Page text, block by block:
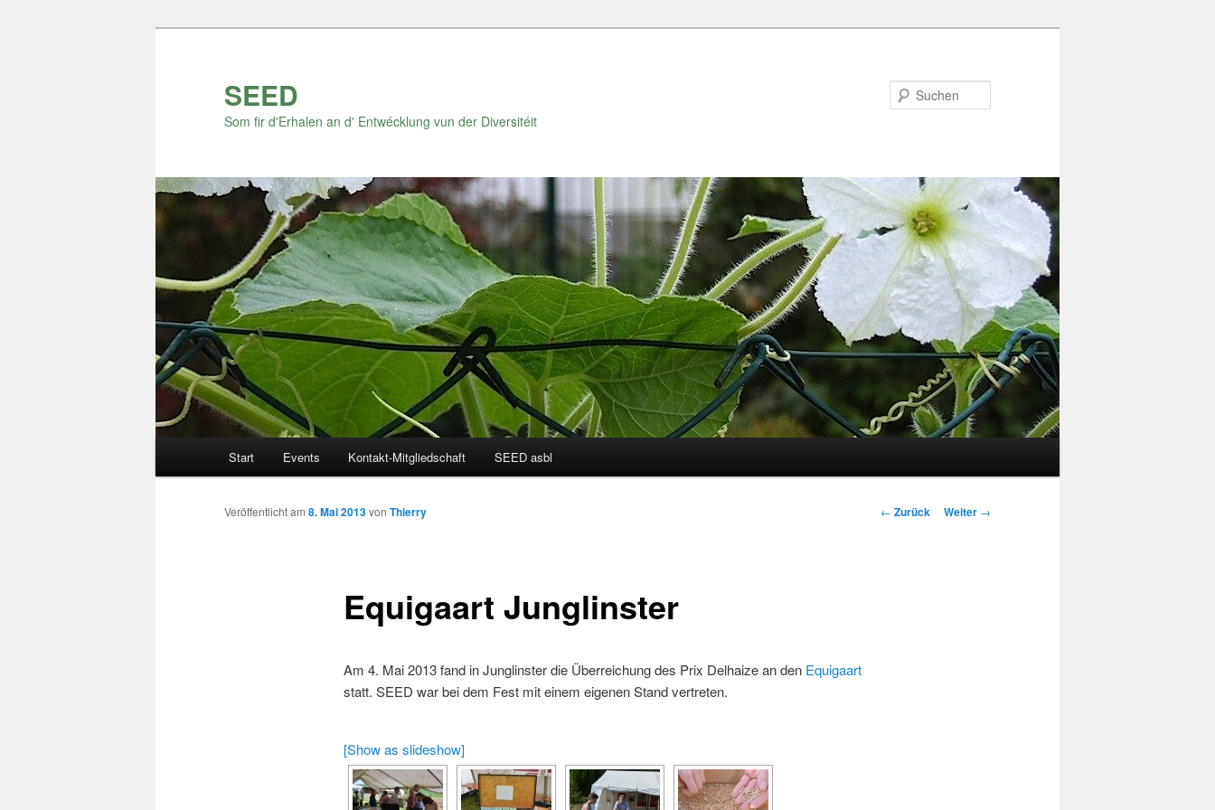
SEED
Som fir d'Erhalen an d' Entwécklung vun der Diversitéit
Start Events Kontakt-Mitgliedschaft SEED asbl
Beitrags-
← Zurück Weiter →
Equigaart Junglinster
Veröffentlicht am 8. Mai 2013von Thierry
Am 4. Mai 2013 fand in Junglinster die Überreichung des Prix Delhaize an den Equigaart
statt. SEED war bei dem Fest mit einem eigenen Stand vertreten.
[Show as slideshow]